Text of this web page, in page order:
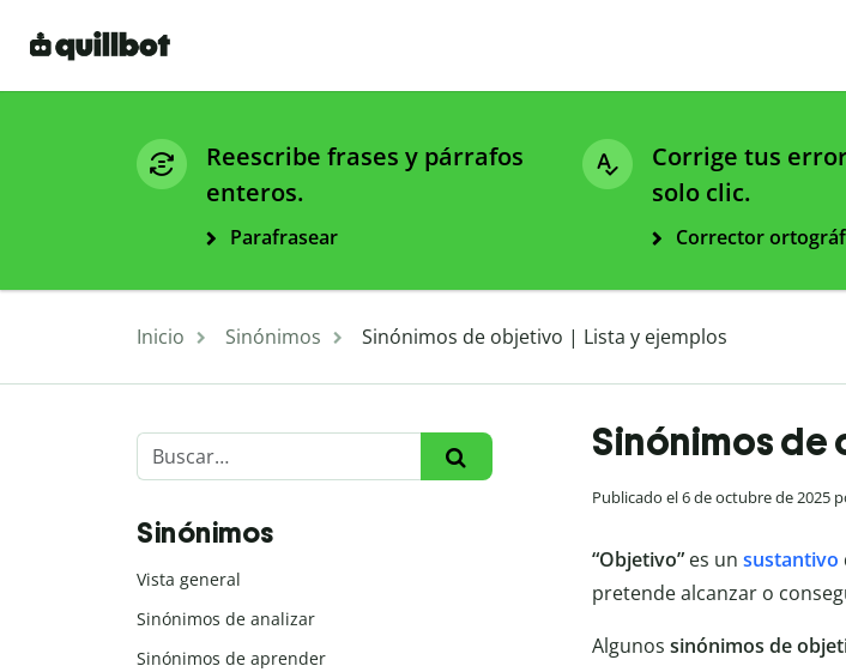
Reescribe frases y párrafos
enteros.
Parafrasear
Corrige tus
solo clic.
Corrector
Inicio Sinónimos Sinónimos de objetivo | Lista y ejemplos
Sinónimos de
Publicado el 6 de octubre de 2025
“Objetivo” es un sustantivo
pretende alcanzar o
Algunos sinónimos de
Sinónimos
Vista general
Sinónimos de analizar
Sinónimos de aprender